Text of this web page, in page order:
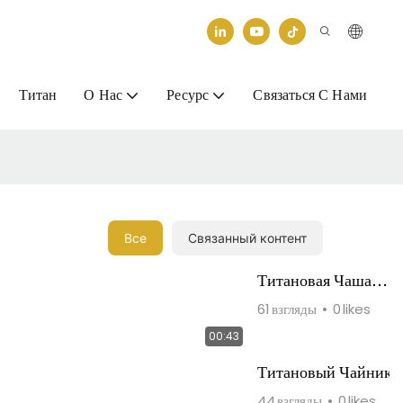
Титан О Нас Ресурс Связаться С Нами
Все Связанный контент
00:43
Титановая Чаша
Для
750 Мл
61 взгляды 0likes
Титановый Чайник